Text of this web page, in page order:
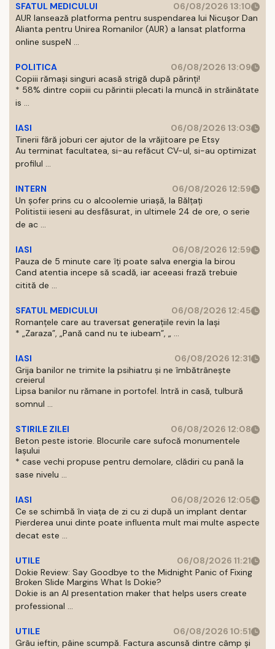
SFATUL MEDICULUI
06/08/2026 13:10
AUR lansează platforma pentru suspendarea lui Nicușor Dan
Alianta pentru Unirea Romanilor (AUR) a lansat platforma
online suspeN ...
POLITICA
06/08/2026 13:09
Copiii rămași singuri acasă strigă după părinți!
* 58% dintre copiii cu părintii plecati la muncă in străinătate
is ...
IASI
06/08/2026 13:03
Tinerii fără joburi cer ajutor de la vrăjitoare pe Etsy
Au terminat facultatea, si-au refăcut CV-ul, si-au optimizat
profilul ...
INTERN
06/08/2026 12:59
Un șofer prins cu o alcoolemie uriașă, la Bălțați
Politistii ieseni au desfăsurat, in ultimele 24 de ore, o serie
de ac ...
IASI
06/08/2026 12:59
Pauza de 5 minute care îți poate salva energia la birou
Cand atentia incepe să scadă, iar aceeasi frază trebuie
citită de ...
SFATUL MEDICULUI
06/08/2026 12:45
Romanțele care au traversat generațiile revin la Iași
* „Zaraza”, „Pană cand nu te iubeam”, „ ...
IASI
06/08/2026 12:31
Grija banilor ne trimite la psihiatru și ne îmbătrânește
creierul
Lipsa banilor nu rămane in portofel. Intră in casă, tulbură
somnul ...
STIRILE ZILEI
06/08/2026 12:08
Beton peste istorie. Blocurile care sufocă monumentele
Iașului
* case vechi propuse pentru demolare, clădiri cu pană la
sase nivelu ...
IASI
06/08/2026 12:05
Ce se schimbă în viața de zi cu zi după un implant dentar
Pierderea unui dinte poate influenta mult mai multe aspecte
decat este ...
UTILE
06/08/2026 11:21
Dokie Review: Say Goodbye to the Midnight Panic of Fixing
Broken Slide Margins What Is Dokie?
Dokie is an AI presentation maker that helps users create
professional ...
UTILE
06/08/2026 10:51
Grâu ieftin, pâine scumpă. Factura ascunsă dintre câmp și